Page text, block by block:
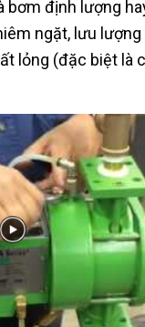
bơm định lượng
ngặt, lưu
lỏng (đặc biệt là